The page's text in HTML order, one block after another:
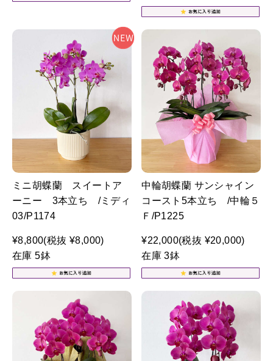
ミニ胡蝶蘭 スイートア
ーニー 3本立ち /ミディ
03/P1174
¥8,800(税抜 ¥8,000)
在庫 5鉢
中輪胡蝶蘭 サンシャイン
コースト5本立ち /中輪５
Ｆ/P1225
¥22,000(税抜 ¥20,000)
在庫 3鉢